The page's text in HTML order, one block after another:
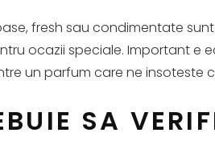
fresh sau condimentate
ocazii speciale. Important e
un parfum care ne insoteste
SA